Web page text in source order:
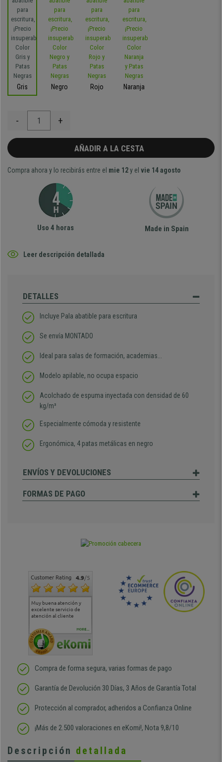
Gris Negro Rojo Naranja
- +
AÑADIR A LA CESTA
Compra ahora y lo recibirás entre el mie 12y el vie 14 agosto
Uso 4 horas Made in Spain
Leer descripción detallada
DETALLES
Incluye Pala abatible para escritura
Se envía MONTADO
Ideal para salas de formación, academias...
Modelo apilable, no ocupa espacio
Acolchado de espuma inyectada con densidad de 60
kg/m³
Especialmente cómoda y resistente
Ergonómica, 4 patas metálicas en negro
ENVÍOS Y DEVOLUCIONES
FORMAS DE PAGO
Customer Rating 4.9/5
Muy buena atención y
excelente servicio de
atención al cliente
Muy buena atención de
cara al asesoramiento
Si estoy contento
MORE...
Compra de forma segura, varias formas de pago
Garantía de Devolución 30 Días, 3 Años de Garantía Total
Protección al comprador, adheridos a Confianza Online
¡Más de 2.500 valoraciones en eKomi!, Nota 9,8/10
Descripción detallada